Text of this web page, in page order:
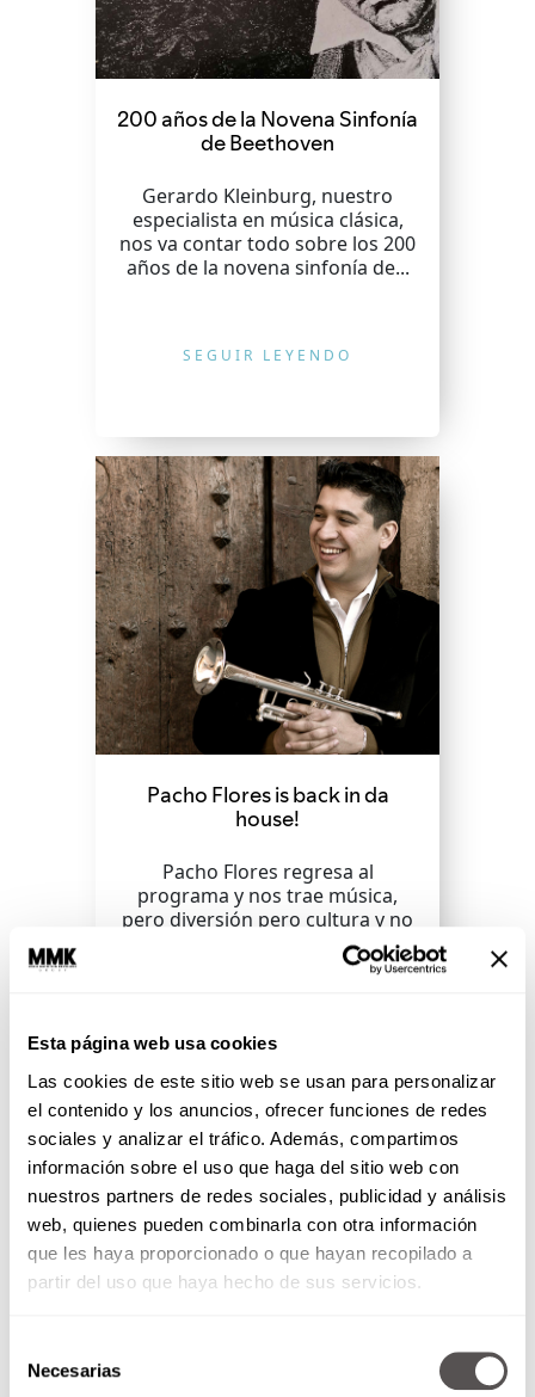
Esta página web usa cookies
Las cookies de este sitio web se usan para personalizar
el contenido y los anuncios, ofrecer funciones de redes
sociales y analizar el tráfico. Además, compartimos
información sobre el uso que haga del sitio web con
nuestros partners de redes sociales, publicidad y análisis
web, quienes pueden combinarla con otra información
que les haya proporcionado o que hayan recopilado a
partir del uso que haya hecho de sus servicios.
Necesarias
200 años de la Novena Sinfonía
de Beethoven
Gerardo Kleinburg, nuestro
especialista en música clásica,
nos va contar todo sobre los 200
años de la novena sinfonía de...
SEGUIR LEYENDO
Pacho Flores is back in da
house!
Pacho Flores regresa al
programa y nos trae música,
pero diversión pero cultura y no
saben lo felices que estamos.